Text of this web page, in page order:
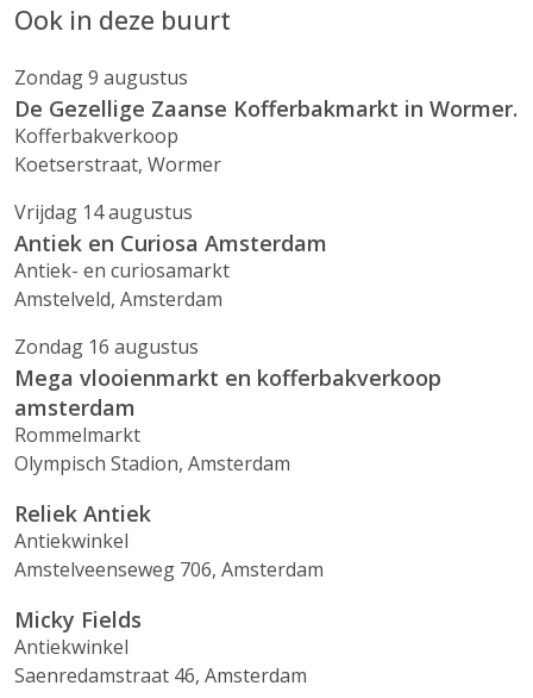
Ook in deze buurt
Zondag 9 augustus
De Gezellige Zaanse Kofferbakmarkt in Wormer.
Kofferbakverkoop
Koetserstraat, Wormer
Vrijdag 14 augustus
Antiek en Curiosa Amsterdam
Antiek- en curiosamarkt
Amstelveld, Amsterdam
Zondag 16 augustus
Mega vlooienmarkt en kofferbakverkoop
amsterdam
Rommelmarkt
Olympisch Stadion, Amsterdam
Reliek Antiek
Antiekwinkel
Amstelveenseweg 706, Amsterdam
Micky Fields
Antiekwinkel
Saenredamstraat 46, Amsterdam